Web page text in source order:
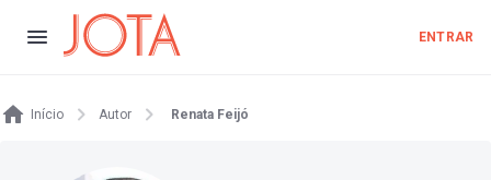
ENTRAR
Início Autor Renata Feijó